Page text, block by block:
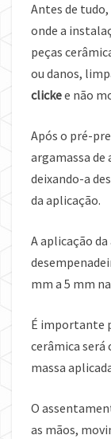
Antes de
onde a
peças
ou danos,
clickee não
Após o pré-
argamassa
deixando-a
da aplicação.
A aplicação
mm a 5 mm
É importante
cerâmica será
massa
O
as mãos,